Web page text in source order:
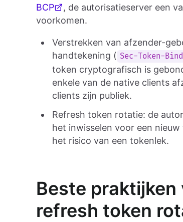
BCP
, de autorisatieserver een
voorkomen.
Verstrekken van afzender-
handtekening ( Sec-Token-
token cryptografisch is
enkele van de native clients
clients zijn publiek.
Refresh token rotatie: de
het inwisselen voor een
het risico van een tokenlek.
Beste
refresh token